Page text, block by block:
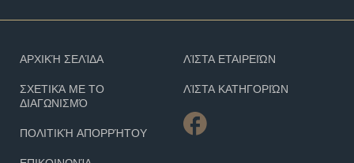
ΑΡΧΙΚΉ ΣΕΛΊΔΑ
ΣΧΕΤΙΚΆ ΜΕ ΤΟ
ΔΙΑΓΩΝΙΣΜΌ
ΠΟΛΙΤΙΚΉ ΑΠΟΡΡΉΤΟΥ
ΛΊΣΤΑ ΕΤΑΙΡΕΙΏΝ
ΛΊΣΤΑ ΚΑΤΗΓΟΡΙΏΝ